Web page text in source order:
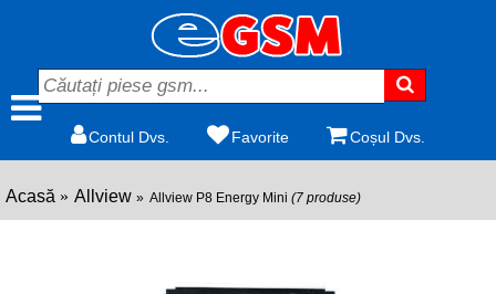
Contul Dvs. Favorite Coșul Dvs.
Acasă Allview Allview P8 Energy Mini (7 produse)